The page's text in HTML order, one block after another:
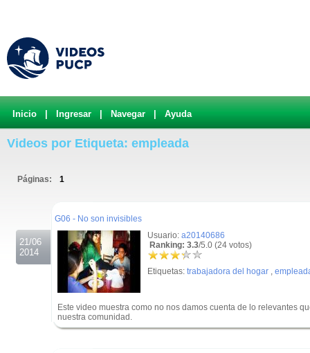
Inicio Ingresar Navegar Ayuda
Videos por Etiqueta: empleada
Páginas: 1
21/06
2014
G06 - No son invisibles
Usuario: a20140686
Ranking: 3.3/5.0 (24 votos)
Etiquetas: trabajadora del hogar ,
Este video muestra como no nos damos cuenta de lo relevantes
nuestra comunidad.